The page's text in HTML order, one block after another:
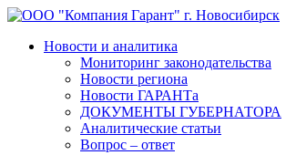
Новости и аналитика
Мониторинг законодательства
Новости региона
Новости ГАРАНТа
ДОКУМЕНТЫ ГУБЕРНАТОРА
Аналитические статьи
Вопрос – ответ